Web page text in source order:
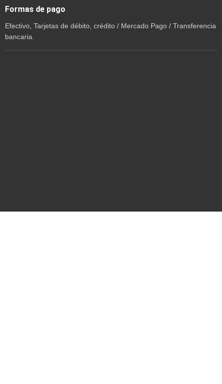
Formas de pago
Efectivo, Tarjetas de débito, crédito / Mercado Pago / Transferencia
bancaria.